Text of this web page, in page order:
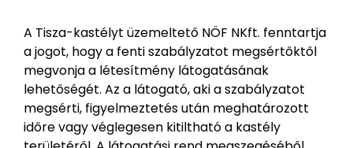
A Tisza-kastélyt üzemeltető NÖF NKft. fenntartja
a jogot, hogy a fenti szabályzatot megsértőktől
megvonja a létesítmény látogatásának
lehetőségét. Az a látogató, aki a szabályzatot
megsérti, figyelmeztetés után meghatározott
időre vagy véglegesen kitiltható a kastély